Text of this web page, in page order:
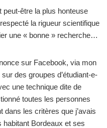
peut-être la plus honteuse
la rigueur scientifique
une « bonne » recherche…
sur Facebook, via mon
des groupes d’étudiant-e-
une technique dite de
toutes les personnes
dans les critères que j’avais
habitant Bordeaux et ses